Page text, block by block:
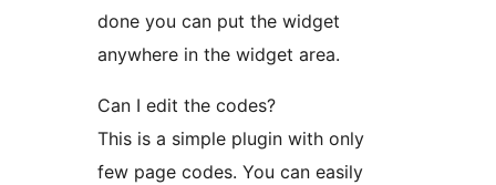
done you can put the widget
anywhere in the widget area.
Can I edit the codes?
This is a simple plugin with only
few page codes. You can easily